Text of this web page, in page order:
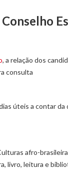
, a relação dos
consulta
úteis a contar da
afro-
livro, leitura e